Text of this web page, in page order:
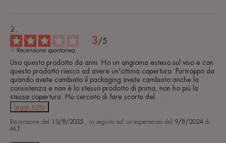
3/5
Recensione spontanea
Uso questo prodotto da anni. Ho un angioma esteso sul viso e con
questo prodotto riesco ad avere un'ottima copertura. Purtroppo da
quando avete cambiato il packaging avete cambiato anche la
consistenza e non è lo stesso prodotto di prima, non ho più la
stessa copertura. Ho cercato di fare scorta del
leggi tutto
Recensione del 13/8/2025 , in seguito ad un'esperienza del 9/8/2024 di
M.T.